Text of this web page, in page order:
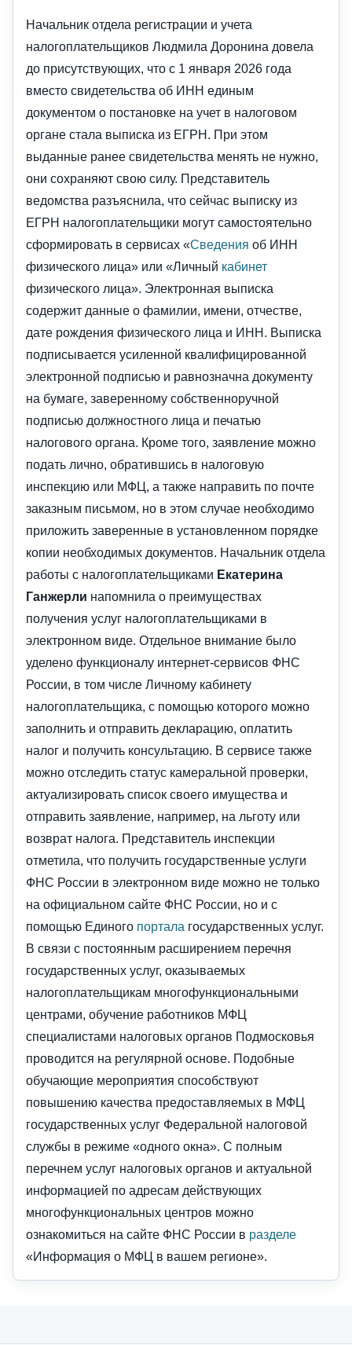
Начальник отдела регистрации и учета
налогоплательщиков Людмила Доронина довела
до присутствующих, что с 1 января 2026 года
вместо свидетельства об ИНН единым
документом о постановке на учет в налоговом
органе стала выписка из ЕГРН. При этом
выданные ранее свидетельства менять не нужно,
они сохраняют свою силу. Представитель
ведомства разъяснила, что сейчас выписку из
ЕГРН налогоплательщики могут самостоятельно
сформировать в сервисах «Сведения об ИНН
физического лица» или «Личный кабинет
физического лица». Электронная выписка
содержит данные о фамилии, имени, отчестве,
дате рождения физического лица и ИНН. Выписка
подписывается усиленной квалифицированной
электронной подписью и равнозначна документу
на бумаге, заверенному собственноручной
подписью должностного лица и печатью
налогового органа. Кроме того, заявление можно
подать лично, обратившись в налоговую
инспекцию или МФЦ, а также направить по почте
заказным письмом, но в этом случае необходимо
приложить заверенные в установленном порядке
копии необходимых документов. Начальник отдела
работы с налогоплательщиками Екатерина
Ганжерли напомнила о преимуществах
получения услуг налогоплательщиками в
электронном виде. Отдельное внимание было
уделено функционалу интернет-сервисов ФНС
России, в том числе Личному кабинету
налогоплательщика, с помощью которого можно
заполнить и отправить декларацию, оплатить
налог и получить консультацию. В сервисе также
можно отследить статус камеральной проверки,
актуализировать список своего имущества и
отправить заявление, например, на льготу или
возврат налога. Представитель инспекции
отметила, что получить государственные услуги
ФНС России в электронном виде можно не только
на официальном сайте ФНС России, но и с
помощью Единого портала государственных услуг.
В связи с постоянным расширением перечня
государственных услуг, оказываемых
налогоплательщикам многофункциональными
центрами, обучение работников МФЦ
специалистами налоговых органов Подмосковья
проводится на регулярной основе. Подобные
обучающие мероприятия способствуют
повышению качества предоставляемых в МФЦ
государственных услуг Федеральной налоговой
службы в режиме «одного окна». С полным
перечнем услуг налоговых органов и актуальной
информацией по адресам действующих
многофункциональных центров можно
ознакомиться на сайте ФНС России в разделе
«Информация о МФЦ в вашем регионе».